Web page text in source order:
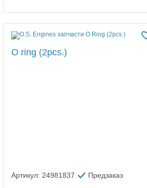
O ring (2pcs.)
Артикул: 24981837 Предзаказ